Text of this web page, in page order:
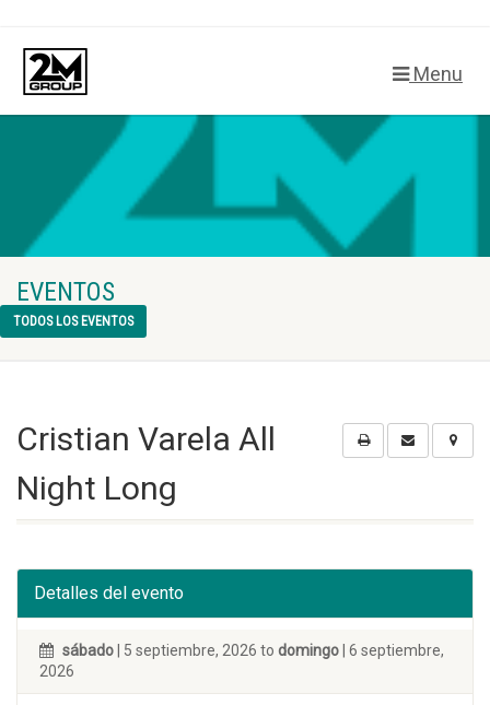
Menu
EVENTOS
TODOS LOS EVENTOS
Cristian Varela All
Night Long
Detalles del evento
sábado | 5 septiembre, 2026 to domingo | 6 septiembre,
2026